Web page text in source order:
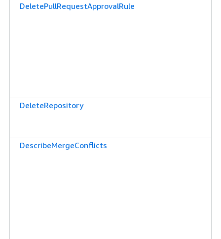
DeletePullRequestApprovalRule
DeleteRepository
DescribeMergeConflicts